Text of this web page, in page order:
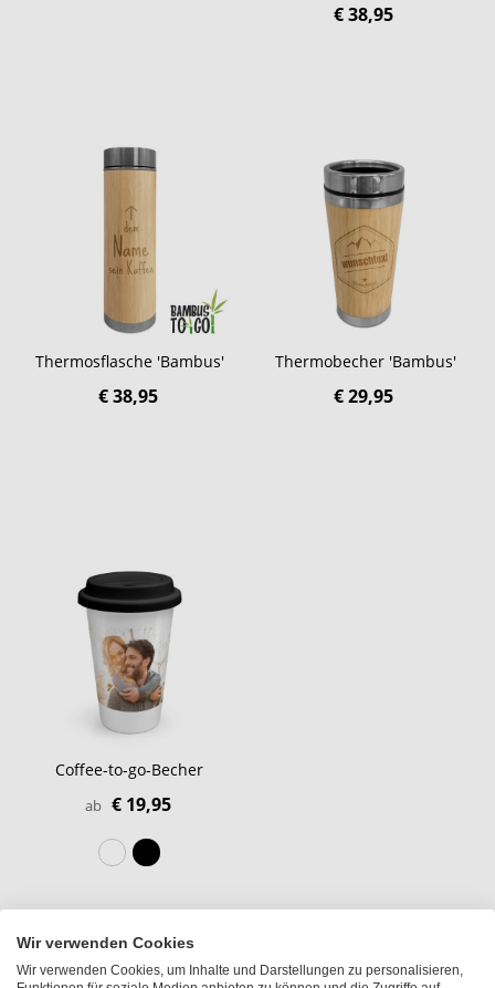
€ 38,95
Thermosflasche 'Bambus'
€ 38,95
Thermobecher 'Bambus'
€ 29,95
Coffee-to-go-Becher
ab € 19,95
Wir verwenden Cookies
Wir verwenden Cookies, um Inhalte und Darstellungen zu personalisieren,